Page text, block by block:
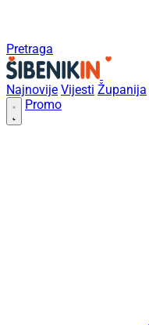
Pretraga
Najnovije Vijesti Županija
Promo